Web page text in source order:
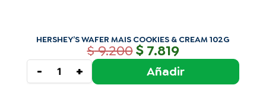
HERSHEY’S WAFER MAIS COOKIES & CREAM 102G
$9.200$7.819
- + Añadir